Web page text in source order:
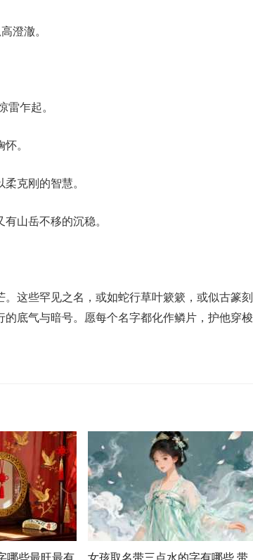
澄澈。
雷乍起。
。
克刚的智慧。
山岳不移的沉稳。
这些罕见之名，或如蛇行草叶簌簌，或似古篆刻
底气与暗号。愿每个名字都化作鳞片，护他穿梭
哪些最旺最有 女孩取名带三点水的字有哪些 带